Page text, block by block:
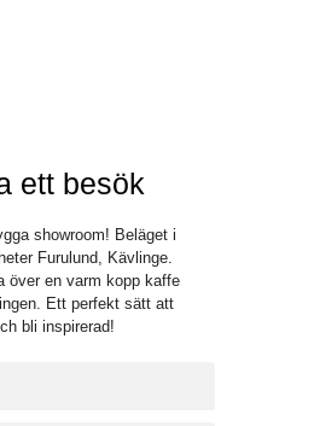
ett besök
showroom! Beläget i
Furulund, Kävlinge.
över en varm kopp kaffe
Ett perfekt sätt att
bli inspirerad!